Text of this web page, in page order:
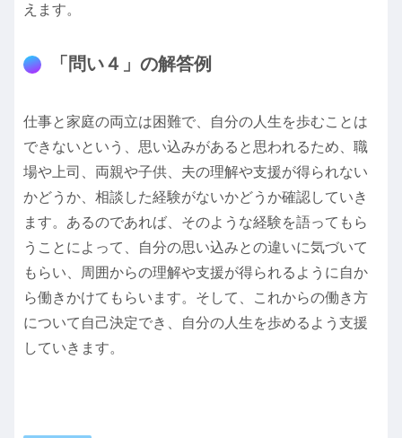
えます。
「問い４」の解答例
仕事と家庭の両立は困難で、自分の人生を歩むことは
できないという、思い込みがあると思われるため、職
場や上司、両親や子供、夫の理解や支援が得られない
かどうか、相談した経験がないかどうか確認していき
ます。あるのであれば、そのような経験を語ってもら
うことによって、自分の思い込みとの違いに気づいて
もらい、周囲からの理解や支援が得られるように自か
ら働きかけてもらいます。そして、これからの働き方
について自己決定でき、自分の人生を歩めるよう支援
していきます。